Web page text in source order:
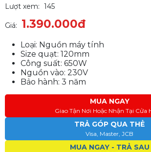
Lượt xem: 145
Giá: 1.390.000đ
Loại: Nguồn máy tính
Size quạt: 120mm
Công suất: 650W
Nguồn vào: 230V
Bảo hành: 3 năm
MUA NGAY
Giao Tận Nơi Hoặc Nhận Tại Cửa
TRẢ GÓP QUA THẺ
Visa, Master, JCB
MUA NGAY - TRẢ SAU